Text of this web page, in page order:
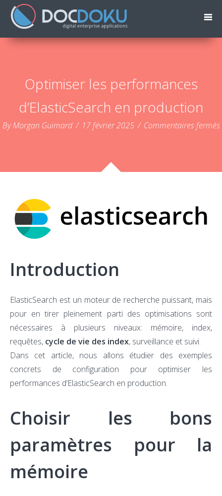
Optimiser les performances
d’ElasticSearch en production
By Morgan Guimard / 17 février 2025 / Commentaires fermés
Introduction
ElasticSearch est un moteur de recherche puissant, mais
pour en tirer pleinement parti des optimisations sont
nécessaires à plusieurs niveaux: mémoire, index,
requêtes, cycle de vie des index, surveillance et suivi.
Dans cet article, nous allons étudier des exemples
concrets de configuration pour optimiser les
performances d’ElasticSearch en production.
Choisir les bons
paramètres pour la
mémoire